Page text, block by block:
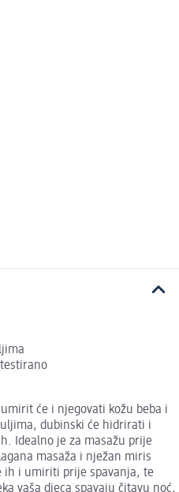
će i njegovati kožu beba i
dubinski će hidrirati i
Idealno je za masažu prije
masaža i nježan miris
ih i umiriti prije spavanja, te
vaša djeca spavaju čitavu noć,